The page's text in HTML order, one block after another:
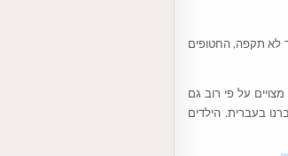
לא תקפה, החטופים
על פי רוב גם
בעברית. הילדים